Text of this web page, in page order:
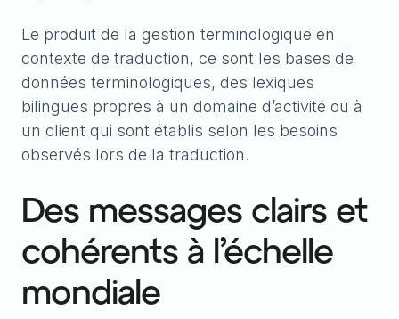
Le produit de la gestion terminologique en
contexte de traduction, ce sont les bases de
données terminologiques, des lexiques
bilingues propres à un domaine d’activité ou à
un client qui sont établis selon les besoins
observés lors de la traduction.
Des messages clairs et
cohérents à l’échelle
mondiale